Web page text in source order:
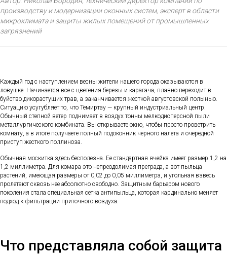
производству и модернизации оконных систем, эксперт в области
микроклимата и защиты жилых помещений от промышленных
загрязнений
Каждый год с наступлением весны жители нашего города оказываются в
ловушке. Начинается все с цветения березы и карагача, плавно переходит в
буйство дикорастущих трав, а заканчивается жесткой августовской полынью.
Ситуацию усугубляет то, что Темиртау — крупный индустриальный центр.
Обычный степной ветер поднимает в воздух тонны мелкодисперсной пыли
металлургического комбината. Вы открываете окно, чтобы просто проветрить
комнату, а в итоге получаете полный подоконник черного налета и очередной
приступ жесткого поллиноза.
Обычная москитка здесь бесполезна. Ее стандартная ячейка имеет размер 1,2 на
1,2 миллиметра. Для комара это непреодолимая преграда, а вот пыльца
растений, имеющая размеры от 0,02 до 0,05 миллиметра, и угольная взвесь
пролетают сквозь нее абсолютно свободно. Защитным барьером нового
поколения стала специальная сетка антипыльца, которая кардинально меняет
подход к фильтрации приточного воздуха.
Что представляла собой защита